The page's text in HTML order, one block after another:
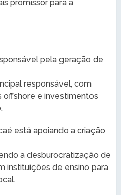
promissor para a
pela geração de
responsável, com
e investimentos
está apoiando a criação
a desburocratização de
instituições de ensino para